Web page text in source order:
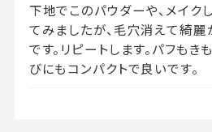
下地でこのパウダーや、メイク
てみましたが、毛穴消えて綺麗
です。リピートします。パフもき
びにもコンパクトで良いです。